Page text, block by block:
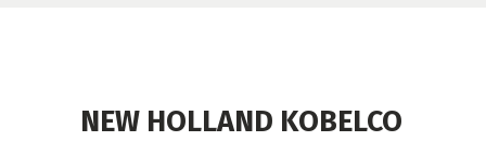
NEW HOLLAND KOBELCO